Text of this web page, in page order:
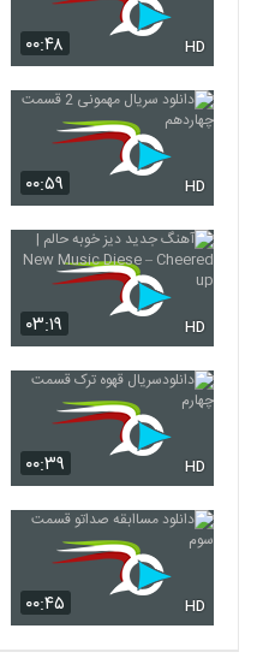
۰۰:۴۸ HD
۰۰:۵۹ HD
۰۳:۱۹ HD
۰۰:۳۹ HD
۰۰:۴۵ HD